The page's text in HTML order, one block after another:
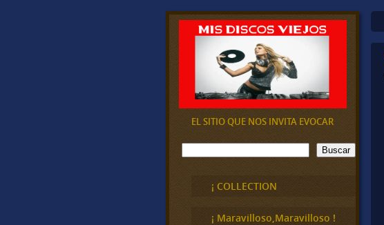
EL SITIO QUE NOS INVITA EVOCAR
B
u
Buscar
¡ COLLECTION
¡ Maravilloso,Maravilloso !